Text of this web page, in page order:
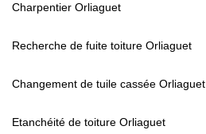
Charpentier Orliaguet
Recherche de fuite toiture Orliaguet
Changement de tuile cassée Orliaguet
Etanchéité de toiture Orliaguet